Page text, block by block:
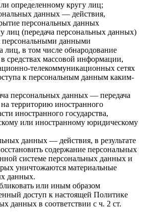
определенному кругу лиц;
данных — действия,
персональных данных
лиц (передача персональных данных)
персональными данными
лиц, в том числе обнародование
средствах массовой информации,
телекоммуникационных сетях
к персональным данным каким-
персональных данных — передача
территорию иностранного
иностранного государства,
или иностранному юридическому
данных — действия, в результате
содержание персональных
системе персональных данных и
уничтожаются материальные
данных.
или иным образом
доступ к настоящей Политике
данных в соответствии с ч. 2 ст.